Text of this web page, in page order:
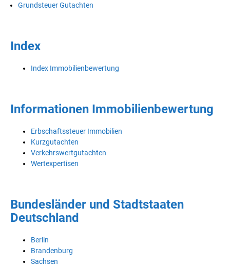
Grundsteuer Gutachten
Index
Index Immobilienbewertung
Informationen Immobilienbewertung
Erbschaftssteuer Immobilien
Kurzgutachten
Verkehrswertgutachten
Wertexpertisen
Bundesländer und Stadtstaaten
Deutschland
Berlin
Brandenburg
Sachsen